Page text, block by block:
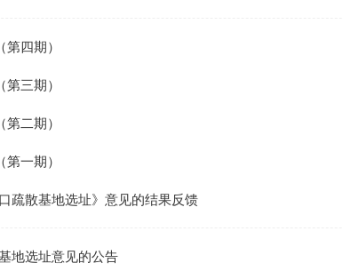
四期）
三期）
二期）
一期）
疏散基地选址》意见的结果反馈
地选址意见的公告